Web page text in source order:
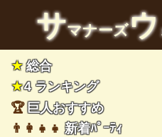
サマナーズウ
★総合
★4 ランキング
🏆巨人おすすめ
👨‍👩‍👧‍👧新着ﾊﾟｰﾃｨ